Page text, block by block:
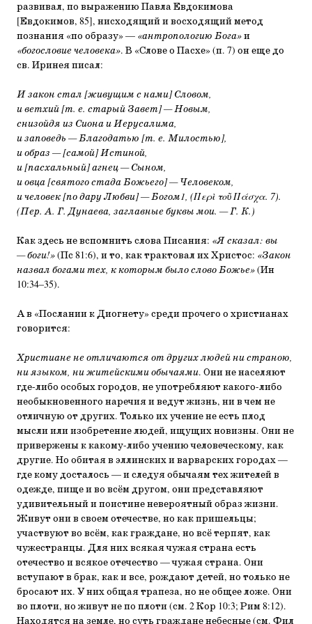
развивал, по выражению Павла Евдокимова
[Евдокимов, 85], нисходящий и восходящий метод
познания «по образу» — «антропологию Бога»и
«богословие человека». В «Слове о Пасхе» (п. 7) он еще до
св. Иринея писал:
И закон стал [живущим с нами] Словом,
и ветхий [т. е. старый Завет] — Новым,
снизойдя из Сиона и Иерусалима,
и заповедь — Благодатью [т. е. Милостью],
и образ — [самой] Истиной,
и [пасхальный] агнец — Сыном,
и овца [святого стада Божьего] — Человеком,
и человек [по дару Любви] — Богом1, (Περὶ τοῦ Πάσχα. 7).
(Пер. А. Г. Дунаева, заглавные буквы мои. — Г. К.)
Как здесь не вспомнить слова Писания: «Я сказал: вы
— боги!»(Пс 81:6), и то, как трактовал их Христос: «Закон
назвал богами тех, к которым было слово Божье»(Ин
10:34–35).
А в «Послании к Диогнету» среди прочего о христианах
говорится:
Христиане не отличаются от других людей ни страною,
ни языком, ни житейскими обычаями. Они не населяют
где-либо особых городов, не употребляют какого-либо
необыкновенного наречия и ведут жизнь, ни в чем не
отличную от других. Только их учение не есть плод
мысли или изобретение людей, ищущих новизны. Они не
привержены к какому-либо учению человеческому, как
другие. Но обитая в эллинских и варварских городах —
где кому досталось — и следуя обычаям тех жителей в
одежде, пище и во всём другом, они представляют
удивительный и поистине невероятный образ жизни.
Живут они в своем отечестве, но как пришельцы;
участвуют во всём, как граждане, но всё терпят, как
чужестранцы. Для них всякая чужая страна есть
отечество и всякое отечество — чужая страна. Они
вступают в брак, как и все, рождают детей, но только не
бросают их. У них общая трапеза, но не общее ложе. Они
во плоти, но живут не по плоти (см. 2 Кор 10:3; Рим 8:12).
Находятся на земле, но суть граждане небесные (см. Фил